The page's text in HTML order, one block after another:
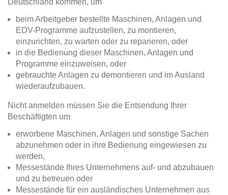
Deutschland kommen, um
beim Arbeitgeber bestellte Maschinen, Anlagen und
EDV-Programme aufzustellen, zu montieren,
einzurichten, zu warten oder zu reparieren, oder
in die Bedienung dieser Maschinen, Anlagen und
Programme einzuweisen, oder
gebrauchte Anlagen zu demontieren und im Ausland
wiederaufzubauen.
Nicht anmelden müssen Sie die Entsendung Ihrer
Beschäftigten um
erworbene Maschinen, Anlagen und sonstige Sachen
abzunehmen oder in ihre Bedienung eingewiesen zu
werden,
Messestände Ihres Unternehmens auf- und abzubauen
und zu betreuen oder
Messestände für ein ausländisches Unternehmen aus